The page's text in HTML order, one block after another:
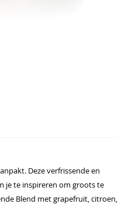
Deze verfrissende en
je te inspireren om groots te
Blend met grapefruit, citroen,